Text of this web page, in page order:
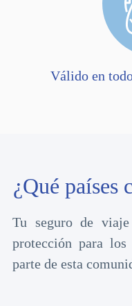
Válido en
¿Qué países
Tu seguro de viaje
protección para los
parte de esta